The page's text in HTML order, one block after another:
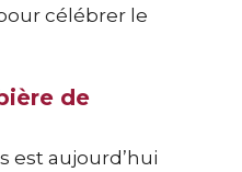
célébrer le
de
est aujourd’hui